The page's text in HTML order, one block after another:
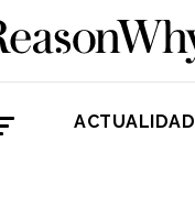
ACTUALIDAD